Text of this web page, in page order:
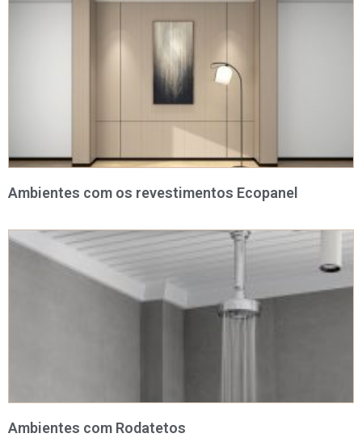
Ambientes com os revestimentos Ecopanel
Ambientes com Rodatetos